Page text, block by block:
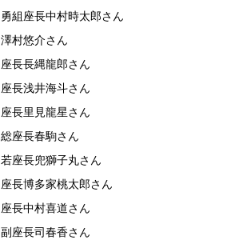
勇組座長中村時太郎さん
澤村悠介さん
座長長縄龍郎さん
座長浅井海斗さん
座長里見龍星さん
総座長春駒さん
若座長兜獅子丸さん
座長博多家桃太郎さん
座長中村喜道さん
副座長司春香さん